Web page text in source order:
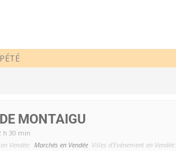
MONTAIGU
h 30 min
Vendée: Marchés en Vendée Villes d'Evénement en Vendée: